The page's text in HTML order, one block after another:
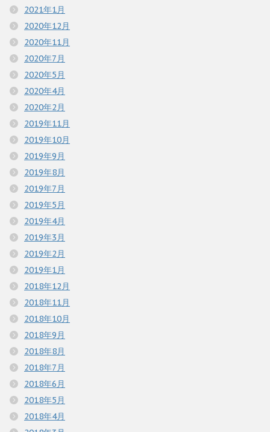
2021年1月
2020年12月
2020年11月
2020年7月
2020年5月
2020年4月
2020年2月
2019年11月
2019年10月
2019年9月
2019年8月
2019年7月
2019年5月
2019年4月
2019年3月
2019年2月
2019年1月
2018年12月
2018年11月
2018年10月
2018年9月
2018年8月
2018年7月
2018年6月
2018年5月
2018年4月